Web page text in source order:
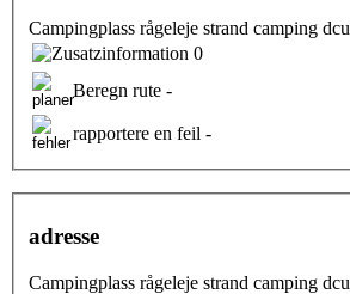
Campingplass rågeleje strand camping dcu
0
Beregn rute -
rapportere en feil -
adresse
Campingplass rågeleje strand camping dcu